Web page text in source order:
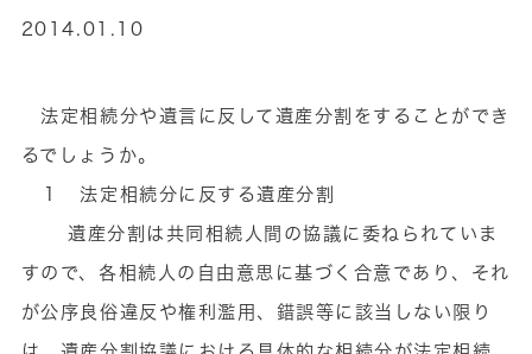
2014.01.10
法定相続分や遺言に反して遺産分割をすることができ
るでしょうか。
１ 法定相続分に反する遺産分割
遺産分割は共同相続人間の協議に委ねられていま
すので、各相続人の自由意思に基づく合意であり、それ
が公序良俗違反や権利濫用、錯誤等に該当しない限り